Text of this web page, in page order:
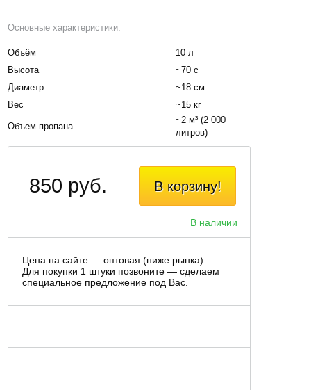
Основные характеристики:
Объём
10 л
Высота
~70 с
Диаметр
~18 см
Вес
~15 кг
Объем пропана
~2 м³ (2 000
литров)
В корзину!
В наличии
850 руб.
Цена на сайте — оптовая (ниже рынка).
Для покупки 1 штуки позвоните — сделаем
специальное предложение под Вас.